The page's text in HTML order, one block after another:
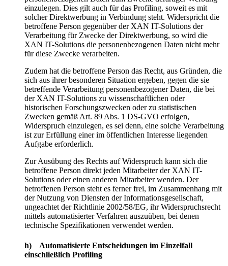
einzulegen. Dies gilt auch für das Profiling, soweit es mit
solcher Direktwerbung in Verbindung steht. Widerspricht die
betroffene Person gegenüber der XAN IT-Solutions der
Verarbeitung für Zwecke der Direktwerbung, so wird die
XAN IT-Solutions die personenbezogenen Daten nicht mehr
für diese Zwecke verarbeiten.
Zudem hat die betroffene Person das Recht, aus Gründen, die
sich aus ihrer besonderen Situation ergeben, gegen die sie
betreffende Verarbeitung personenbezogener Daten, die bei
der XAN IT-Solutions zu wissenschaftlichen oder
historischen Forschungszwecken oder zu statistischen
Zwecken gemäß Art. 89 Abs. 1 DS-GVO erfolgen,
Widerspruch einzulegen, es sei denn, eine solche Verarbeitung
ist zur Erfüllung einer im öffentlichen Interesse liegenden
Aufgabe erforderlich.
Zur Ausübung des Rechts auf Widerspruch kann sich die
betroffene Person direkt jeden Mitarbeiter der XAN IT-
Solutions oder einen anderen Mitarbeiter wenden. Der
betroffenen Person steht es ferner frei, im Zusammenhang mit
der Nutzung von Diensten der Informationsgesellschaft,
ungeachtet der Richtlinie 2002/58/EG, ihr Widerspruchsrecht
mittels automatisierter Verfahren auszuüben, bei denen
technische Spezifikationen verwendet werden.
h) Automatisierte Entscheidungen im Einzelfall
einschließlich Profiling